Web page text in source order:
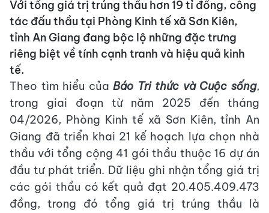
Với tổng giá trị trúng thầu hơn 19 tỉ đồng, công
tác đấu thầu tại Phòng Kinh tế xã Sơn Kiên,
tỉnh An Giang đang bộc lộ những đặc trưng
riêng biệt về tính cạnh tranh và hiệu quả kinh
tế.
Theo tìm hiểu củaBáo Tri thức và Cuộc sống,
trong giai đoạn từ năm 2025 đến tháng
04/2026, Phòng Kinh tế xã Sơn Kiên, tỉnh An
Giang đã triển khai 21 kế hoạch lựa chọn nhà
thầu với tổng cộng 41 gói thầu thuộc 16 dự án
đầu tư phát triển. Dữ liệu ghi nhận tổng giá trị
các gói thầu có kết quả đạt 20.405.409.473
đồng, trong đó tổng giá trị trúng thầu là